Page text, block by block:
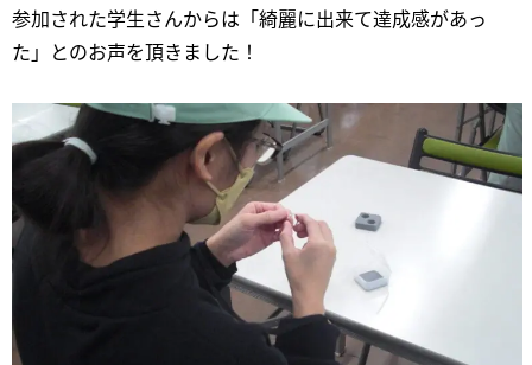
参加された学生さんからは「綺麗に出来て達成感があっ
た」とのお声を頂きました！